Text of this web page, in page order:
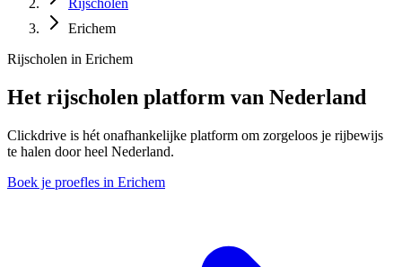
Rijscholen
Erichem
Rijscholen in Erichem
Het rijscholen platform van Nederland
Clickdrive is hét onafhankelijke platform om zorgeloos je rijbewijs
te halen door heel Nederland.
Boek je proefles in Erichem